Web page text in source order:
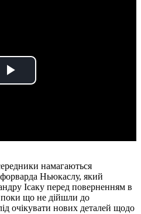
Play
намагаються
Ньюкаслу, який
Ісаку перед поверненням в
що не дійшли до
очікувати нових деталей щодо